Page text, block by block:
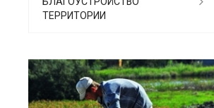
ТЕРРИТОРИИ